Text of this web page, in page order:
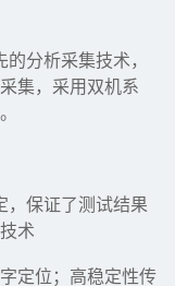
分析采集技术，
集，采用双机系
，保证了测试结果
术
定位；高稳定性传